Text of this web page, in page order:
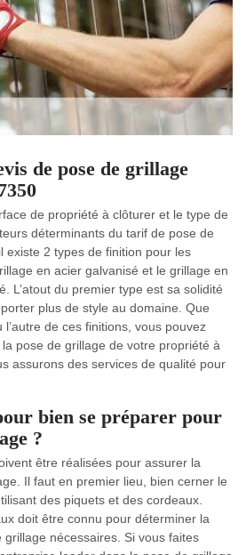
de pose de grillage
de propriété à clôturer et le type de
déterminants du tarif de pose de
existe 2 types de finition pour les
en acier galvanisé et le grillage en
L’atout du premier type est sa solidité
plus de style au domaine. Que
l’autre de ces finitions, vous pouvez
pose de grillage de votre propriété à
assurons des services de qualité pour
bien se préparer pour
?
être réalisées pour assurer la
Il faut en premier lieu, bien cerner le
des piquets et des cordeaux.
doit être connu pour déterminer la
nécessaires. Si vous faites